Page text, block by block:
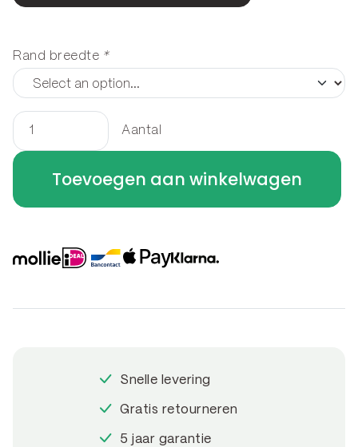
Rand breedte *
Houtopslag
staand
x
x
Aantal
Toevoegen aan winkelwagen
Snelle levering
Gratis retourneren
5 jaar garantie